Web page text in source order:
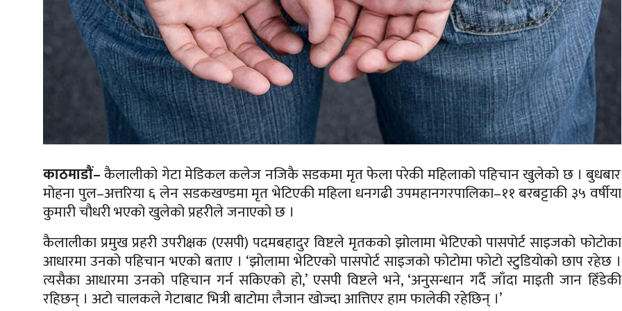
काठमाडौं–कैलालीको गेटा मेडिकल कलेज नजिकै सडकमा मृत फेला परेकी महिलाको पहिचान खुलेको छ । बुधबार
मोहना पुल–अत्तरिया ६ लेन सडकखण्डमा मृत भेटिएकी महिला धनगढी उपमहानगरपालिका–११ बरबट्टाकी ३५ वर्षीया
कुमारी चौधरी भएको खुलेको प्रहरीले जनाएको छ ।
कैलालीका प्रमुख प्रहरी उपरीक्षक (एसपी) पदमबहादुर विष्टले मृतकको झोलामा भेटिएको पासपोर्ट साइजको फोटोका
आधारमा उनको पहिचान भएको बताए । ‘झोलामा भेटिएको पासपोर्ट साइजको फोटोमा फोटो स्टुडियोको छाप रहेछ ।
त्यसैका आधारमा उनको पहिचान गर्न सकिएको हो,’ एसपी विष्टले भने, ‘अनुसन्धान गर्दै जाँदा माइती जान हिँडेकी
रहिछन् । अटो चालकले गेटाबाट भित्री बाटोमा लैजान खोज्दा आत्तिएर हाम फालेकी रहेछिन् ।’